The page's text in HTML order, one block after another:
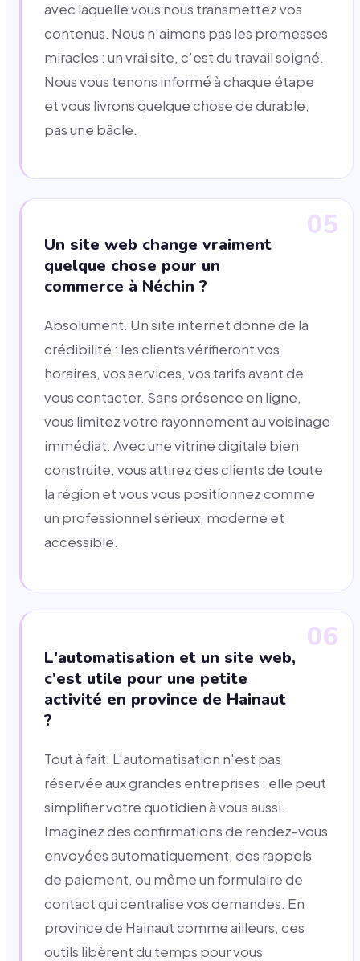
avec laquelle vous nous transmettez vos
contenus. Nous n'aimons pas les promesses
miracles : un vrai site, c'est du travail soigné.
Nous vous tenons informé à chaque étape
et vous livrons quelque chose de durable,
pas une bâcle.
05
Un site web change vraiment
quelque chose pour un
commerce à Néchin ?
Absolument. Un site internet donne de la
crédibilité : les clients vérifieront vos
horaires, vos services, vos tarifs avant de
vous contacter. Sans présence en ligne,
vous limitez votre rayonnement au voisinage
immédiat. Avec une vitrine digitale bien
construite, vous attirez des clients de toute
la région et vous vous positionnez comme
un professionnel sérieux, moderne et
accessible.
06
L'automatisation et un site web,
c'est utile pour une petite
activité en province de Hainaut
?
Tout à fait. L'automatisation n'est pas
réservée aux grandes entreprises : elle peut
simplifier votre quotidien à vous aussi.
Imaginez des confirmations de rendez-vous
envoyées automatiquement, des rappels
de paiement, ou même un formulaire de
contact qui centralise vos demandes. En
province de Hainaut comme ailleurs, ces
outils libèrent du temps pour vous